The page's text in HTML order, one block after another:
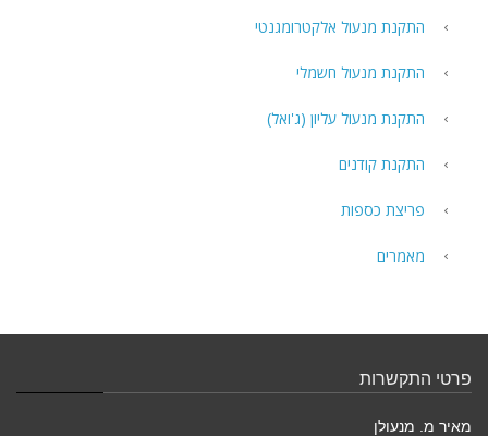
התקנת מנעול אלקטרומגנטי
התקנת מנעול חשמלי
התקנת מנעול עליון (ג'ואל)
התקנת קודנים
פריצת כספות
מאמרים
פרטי התקשרות
מאיר מ. מנעולן